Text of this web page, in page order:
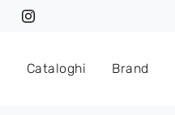
Cataloghi Brand